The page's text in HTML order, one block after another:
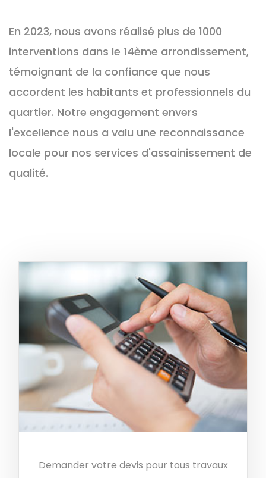
En 2023, nous avons réalisé plus de 1000
interventions dans le 14ème arrondissement,
témoignant de la confiance que nous
accordent les habitants et professionnels du
quartier. Notre engagement envers
l'excellence nous a valu une reconnaissance
locale pour nos services d'assainissement de
qualité.
Demander votre devis pour tous travaux